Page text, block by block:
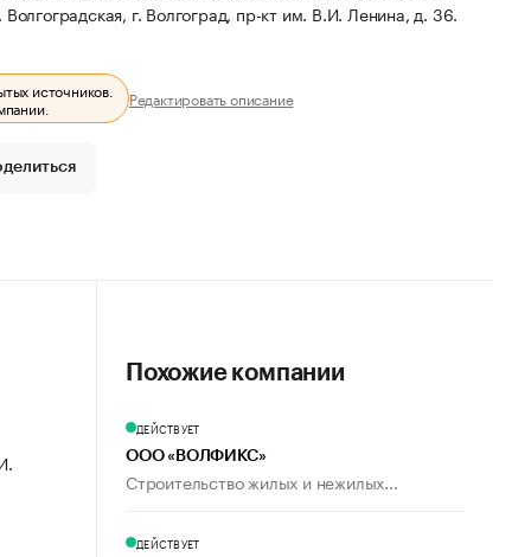
г. Волгоград, пр-кт им. В.И. Ленина, д. 36.
источников. Редактировать описание
Похожие компании
ДЕЙСТВУЕТ
ООО «ВОЛФИКС»
Строительство жилых и нежилых...
ДЕЙСТВУЕТ